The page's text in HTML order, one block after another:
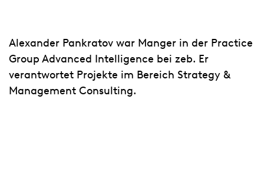
Alexander Pankratov war Manger in der Practice
Group Advanced Intelligence bei zeb. Er
verantwortet Projekte im Bereich Strategy &
Management Consulting.